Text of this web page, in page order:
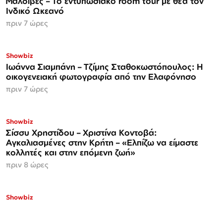
Ινδικό Ωκεανό
πριν 7 ώρες
Showbiz
Ιωάννα Σιαμπάνη – Τζίμης Σταθοκωστόπουλος: Η
οικογενειακή φωτογραφία από την Ελαφόνησο
πριν 7 ώρες
Showbiz
Σίσσυ Χρηστίδου – Χριστίνα Κοντοβά:
Αγκαλιασμένες στην Κρήτη – «Ελπίζω να είμαστε
κολλητές και στην επόμενη ζωή»
πριν 8 ώρες
Showbiz